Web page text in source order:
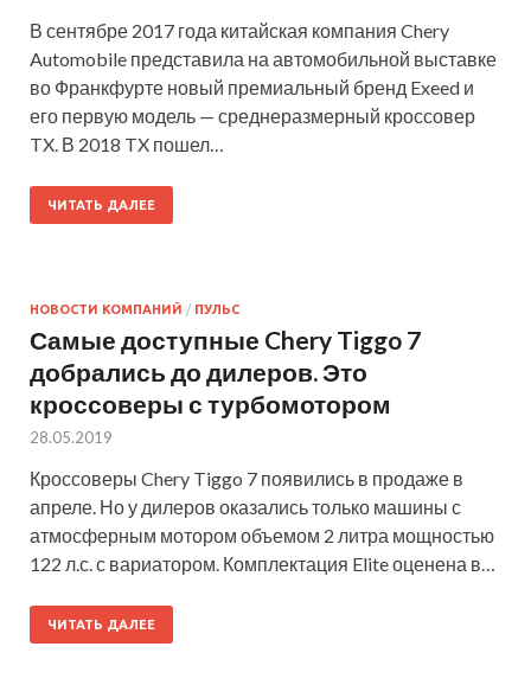
В сентябре 2017 года китайская компания Chery
Automobile представила на автомобильной выставке
во Франкфурте новый премиальный бренд Exeed и
его первую модель — среднеразмерный кроссовер
TX. В 2018 TX пошел…
ЧИТАТЬ ДАЛЕЕ
НОВОСТИ КОМПАНИЙ / ПУЛЬС
Самые доступные Chery Tiggo 7
добрались до дилеров. Это
кроссоверы с турбомотором
28.05.2019
Кроссоверы Chery Tiggo 7 появились в продаже в
апреле. Но у дилеров оказались только машины с
атмосферным мотором объемом 2 литра мощностью
122 л.с. с вариатором. Комплектация Elite оценена в…
ЧИТАТЬ ДАЛЕЕ